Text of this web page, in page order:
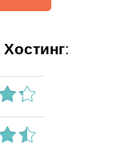
Хостинг: